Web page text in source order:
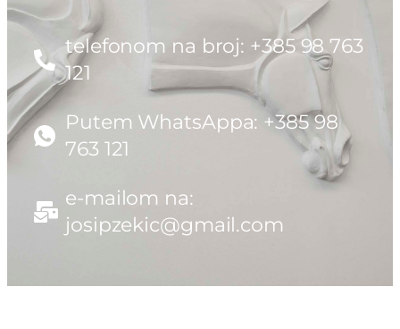
telefonom na broj: +385 98 763
121
Putem WhatsAppa: +385 98
763 121
e-mailom na:
josipzekic@gmail.com